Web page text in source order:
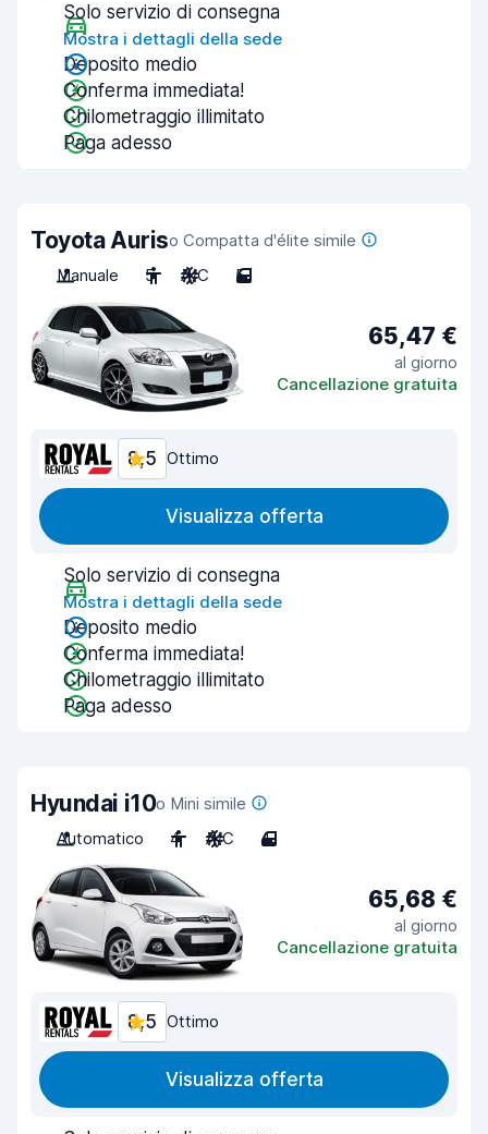
Solo servizio di consegna
Mostra i dettagli della sede
Deposito medio
Conferma immediata!
Chilometraggio illimitato
Paga adesso
Toyota Auriso Compatta d'élite simile
Manuale
5 A/C 5
65,47 €
al giorno
Cancellazione gratuita
8,5 Ottimo
Visualizza offerta
Solo servizio di consegna
Mostra i dettagli della sede
Deposito medio
Conferma immediata!
Chilometraggio illimitato
Paga adesso
Hyundai i10o Mini simile
Automatico
4 A/C 4
65,68 €
al giorno
Cancellazione gratuita
8,5 Ottimo
Visualizza offerta